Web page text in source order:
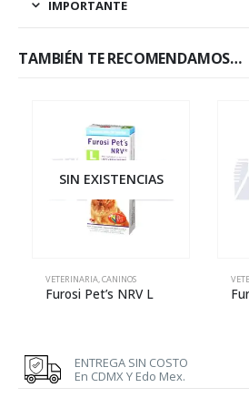
IMPORTANTE
TAMBIÉN TE RECOMENDAMOS…
SIN EXISTENCIAS
VETERINARIA,CANINOS
Furosi Pet’s NRV L
ENTREGA SIN COSTO
En CDMX Y Edo Mex.